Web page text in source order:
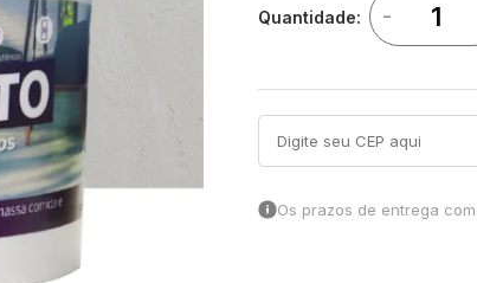
Quantidade: -
Os prazos de entrega